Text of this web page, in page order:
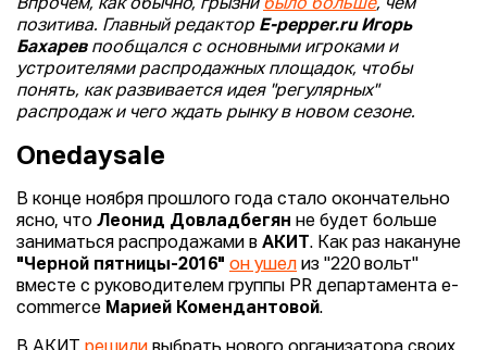
Впрочем, как обычно, грызни было больше, чем
позитива. Главный редактор E-pepper.ru Игорь
Бахаревпообщался с основными игроками и
устроителями распродажных площадок, чтобы
понять, как развивается идея "регулярных"
распродаж и чего ждать рынку в новом сезоне.
Onedaysale
В конце ноября прошлого года стало окончательно
ясно, что Леонид Довладбегян не будет больше
заниматься распродажами в АКИТ . Как раз накануне
"Черной пятницы-2016" он ушел из "220 вольт"
вместе с руководителем группы PR департамента e-
commerce Марией Комендантовой.